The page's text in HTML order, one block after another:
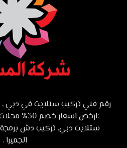
رقم فني تركيب ستلايت في دبي ,
:ارخص اسعار
ستلايت دبي, تركيب دش برمجة
الجميرا .